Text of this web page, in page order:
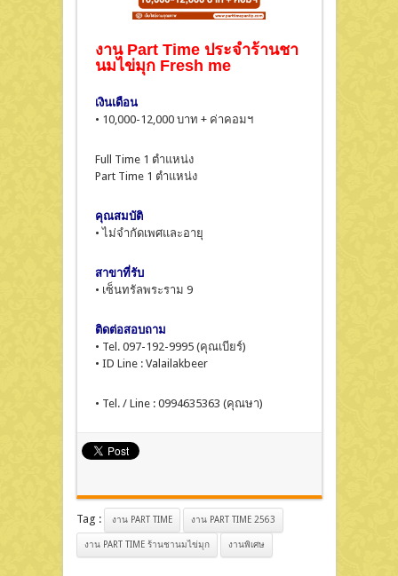
งาน Part Time ประจำร้านชา
นมไข่มุก Fresh me
เงินเดือน
• 10,000-12,000 บาท + ค่าคอมฯ
Full Time 1 ตำแหน่ง
Part Time 1 ตำแหน่ง
คุณสมบัติ
• ไม่จำกัดเพศและอายุ
สาขาที่รับ
• เซ็นทรัลพระราม 9
ติดต่อสอบถาม
• Tel. 097-192-9995 (คุณเบียร์)
• ID Line : Valailakbeer
• Tel. / Line : 0994635363 (คุณษา)
Tag : งาน PART TIME งาน PART TIME 2563
งาน PART TIME ร้านชานมไข่มุก งานพิเศษ